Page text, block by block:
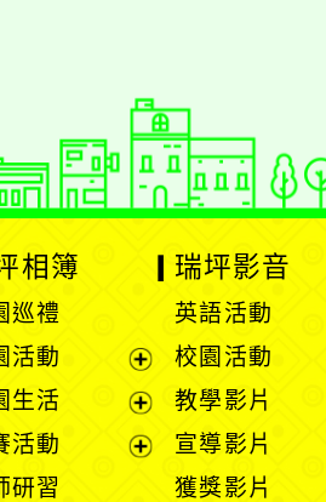
相簿
巡禮
活動
展
開
選
生活
展
開
活動
研習
瑞坪影音
英語活動
校園活動
教學影片
宣導影片
獲獎影片